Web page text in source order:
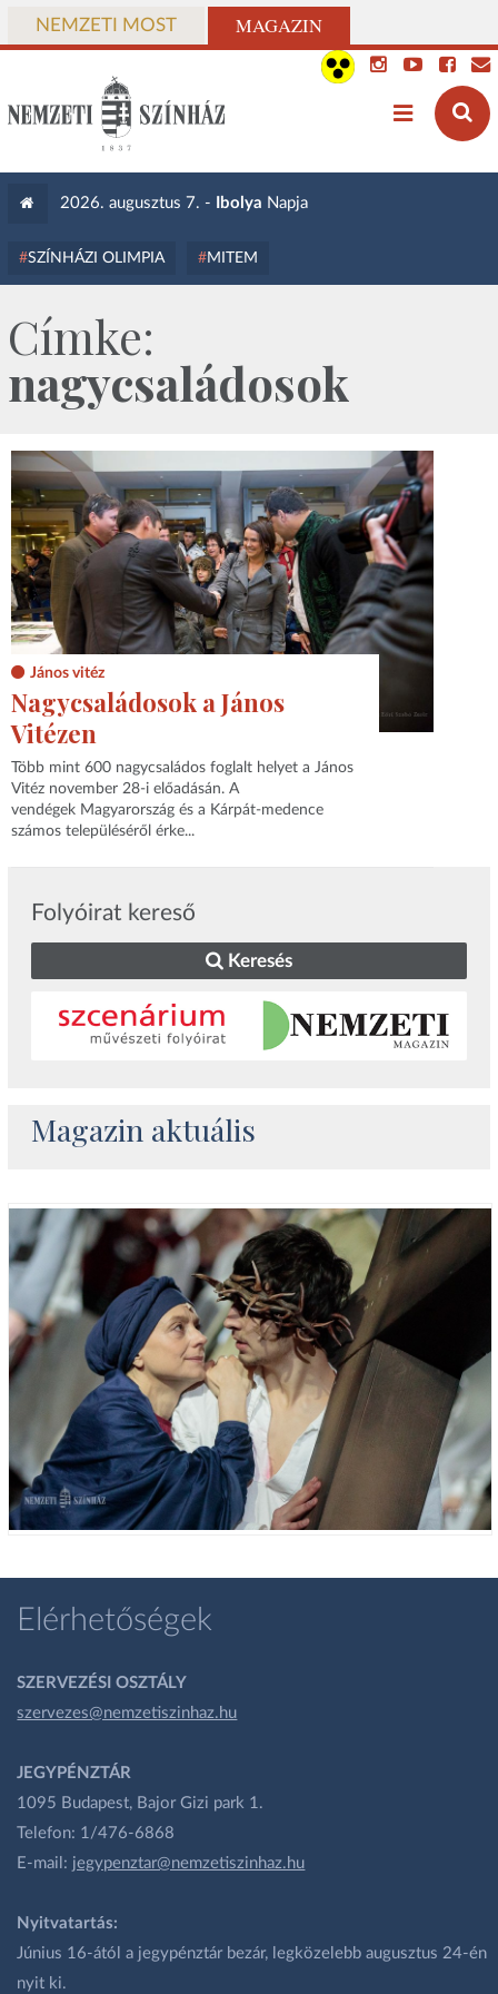
NEMZETI MOST MAGAZIN
2026. augusztus 7. - Ibolya Napja
SZÍNHÁZI OLIMPIA MITEM
Címke:
nagycsaládosok
János vitéz
Nagycsaládosok a János
Vitézen
Több mint 600 nagycsaládos foglalt helyet a János
Vitéz november 28-i előadásán. A
vendégek Magyarország és a Kárpát-medence
számos településéről érke...
Folyóirat kereső
Keresés
Magazin aktuális
Elérhetőségek
SZERVEZÉSI OSZTÁLY
szervezes@nemzetiszinhaz.hu
JEGYPÉNZTÁR
1095 Budapest, Bajor Gizi park 1.
Telefon: 1/476-6868
E-mail: jegypenztar@nemzetiszinhaz.hu
Nyitvatartás:
Június 16-ától a jegypénztár bezár, legközelebb augusztus 24-én
nyit ki.